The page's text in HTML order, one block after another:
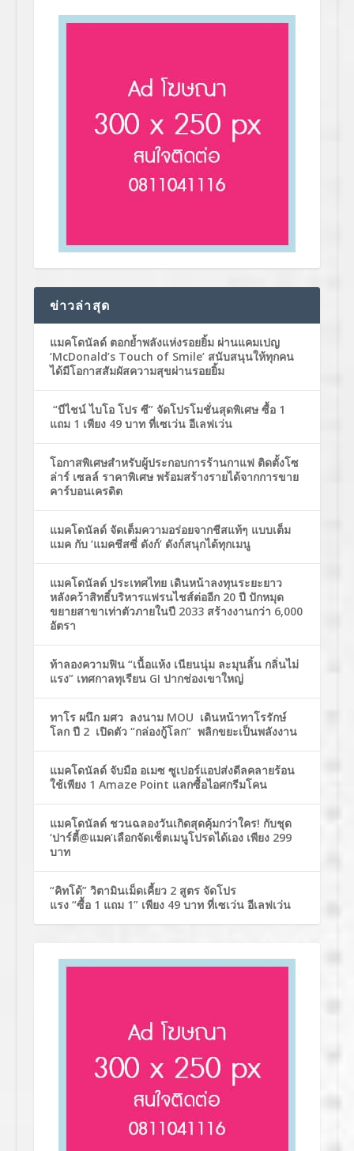
ข่าวล่าสุด
แมคโดนัลด์ ตอกย้ำพลังแห่งรอยยิ้ม ผ่านแคมเปญ
‘McDonald’s Touch of Smile’ สนับสนุนให้ทุกคน
ได้มีโอกาสสัมผัสความสุขผ่านรอยยิ้ม
“บีไชน์ ไบโอ โปร ซี” จัดโปรโมชั่นสุดพิเศษ ซื้อ 1
แถม 1 เพียง 49 บาท ที่เซเว่น อีเลฟเว่น
โอกาสพิเศษสำหรับผู้ประกอบการร้านกาแฟ ติดตั้งโซ
ล่าร์ เซลล์ ราคาพิเศษ พร้อมสร้างรายได้จากการขาย
คาร์บอนเครดิต
แมคโดนัลด์ จัดเต็มความอร่อยจากชีสแท้ๆ แบบเต็ม
แมค กับ ‘แมคชีสซี่ ดังก์’ ดังก์สนุกได้ทุกเมนู
แมคโดนัลด์ ประเทศไทย เดินหน้าลงทุนระยะยาว
หลังคว้าสิทธิ์บริหารแฟรนไชส์ต่ออีก 20 ปี ปักหมุด
ขยายสาขาเท่าตัวภายในปี 2033 สร้างงานกว่า 6,000
อัตรา
ท้าลองความฟิน “เนื้อแห้ง เนียนนุ่ม ละมุนลิ้น กลิ่นไม่
แรง” เทศกาลทุเรียน GI ปากช่องเขาใหญ่
ทาโร ผนึก มศว ลงนาม MOU เดินหน้าทาโรรักษ์
โลก ปี 2 เปิดตัว “กล่องกู้โลก” พลิกขยะเป็นพลังงาน
แมคโดนัลด์ จับมือ อเมซ ซูเปอร์แอปส่งดีลคลายร้อน
ใช้เพียง 1 Amaze Point แลกซื้อไอศกรีมโคน
แมคโดนัลด์ ชวนฉลองวันเกิดสุดคุ้มกว่าใคร! กับชุด
‘ปาร์ตี้@แมค’เลือกจัดเซ็ตเมนูโปรดได้เอง เพียง 299
บาท
“คิทโด้” วิตามินเม็ดเคี้ยว 2 สูตร จัดโปร
แรง “ซื้อ 1 แถม 1” เพียง 49 บาท ที่เซเว่น อีเลฟเว่น